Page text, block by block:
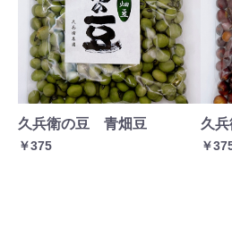
久兵衛の豆 青畑豆
￥375
久
￥